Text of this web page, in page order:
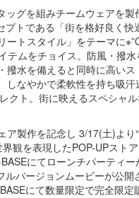
ッグを組みチームウェアを製
プトである「街を格好良く快
ートスタイル」をテーマに
テムをチョイス。防風・撥水
撥水を備えると同時に高いス
しなやかで柔軟性を持ち吸汗
クト。街に映えるスペシャ
ア製作を記念し 3/17(土)より
観を表現したPOP-UPスト
にてローンチパーティー
ルバージョンムービーが公開
にて数量限定で完全限定